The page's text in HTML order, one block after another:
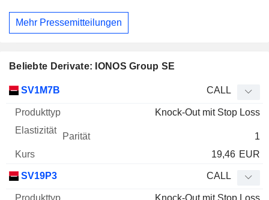
Mehr Pressemitteilungen
Beliebte Derivate: IONOS Group SE
WKN Typ Produkttyp Kurs
SV1M7B CALL
Knock-Out mit Stop Loss
1
19,46 EUR
SV19P3 CALL
Knock-Out mit Stop Loss